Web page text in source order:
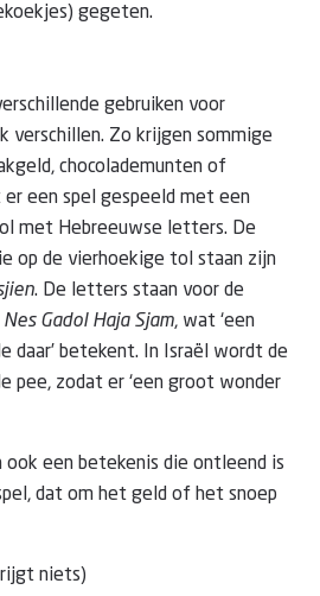
gegeten.
gebruiken voor
verschillen. Zo krijgen sommige
chocolademunten of
een spel gespeeld met een
met Hebreeuwse letters. De
op de vierhoekige tol staan zijn
. De letters staan voor de
Nes Gadol Haja Sjam, wat ‘een
daar’ betekent. In Israël wordt de
pee, zodat er ‘een groot wonder
ook een betekenis die ontleend is
dat om het geld of het snoep
niets)